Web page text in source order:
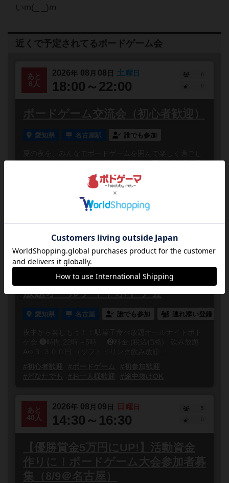
いm(_ _)m
近くで予定されてるボードゲーム会
あと
6人
2026年 08 月 08 日 土 曜日
18:00～22:00
6
ボードゲーム交流会（初心者歓迎）
愛知県 名古屋駅 誰でも参加
夏の夜を、みんなでボードゲームを囲んで楽しく過ごし
ませんか？パンダゲームズでは、参加者同士で気軽に遊
べる「ボードゲーム交流会」を開催します🐼当日は、ル
#初参加歓迎
#途中参加OK
#ボードゲーム #途中抜けOK
19人
2026年 08月 08日 土曜日
22:00～23:59
0
夜中から楽しもう！！ 駄菓子食べ
放題オールナイトボドゲ会
愛知県 名古屋 誰でも参加 連れ添い登録
夜中から楽しもう！！駄菓子食べ放題オールナイトボド
ゲ会 ❶時間:22時～5時 ❷料金:(税込価格) 飲み放題
A➪３,３００円 （ソフトドリンク飲み放題...
#初心者歓迎
#ボードゲーム
#初参加歓迎
#どなたでも
#お一人様歓迎 #途中抜けOK
あと
40人
2026年 08 月 09 日 日 曜日
14:30～16:30
5
【優勝賞金5万円にUP!】活動資金
作りに！ボードゲーム大会参加者募
集（8/9＠名古屋）